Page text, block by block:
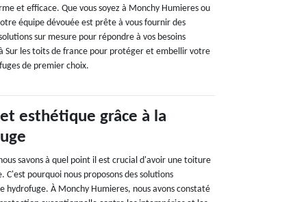
et efficace. Que vous soyez à Monchy Humieres ou
équipe dévouée est prête à vous fournir des
sur mesure pour répondre à vos besoins
Sur les toits de france pour protéger et embellir votre
de premier choix.
esthétique grâce à la
savons à quel point il est crucial d'avoir une toiture
pourquoi nous proposons des solutions
hydrofuge. À Monchy Humieres, nous avons constaté